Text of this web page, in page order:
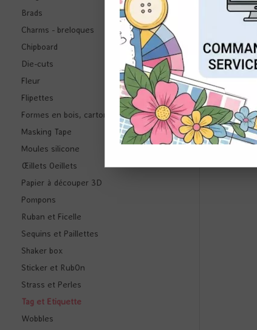
Brads
Charms - breloques
Chipboard
Die-cuts
Fleur
Flipettes
Formes en bois, carton ...
Masking Tape
Moules silicone
Œillets Oeillets
Papier à découper 3D
Pompons
Ruban et Ficelle
Sequins et Paillettes
Shaker box
Sticker et RubOn
Strass et Perles
Tag et Etiquette
Wobbles